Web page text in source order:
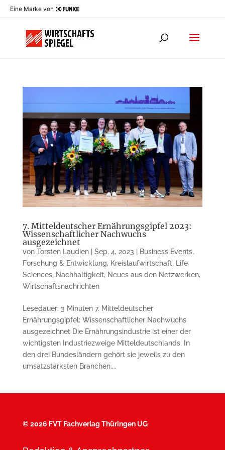
Eine Marke von
7. Mitteldeutscher Ernährungsgipfel 2023:
Wissenschaftlicher Nachwuchs
ausgezeichnet
von Torsten Laudien| Sep. 4, 2023 Business Events,
Forschung & Entwicklung, Kreislaufwirtschaft,
Life
Sciences, Nachhaltigkeit, Neues aus den Netzwerken,
Wirtschaftsnachrichten
Lesedauer: 3 Minuten 7. Mitteldeutscher
Ernährungsgipfel: Wissenschaftlicher Nachwuchs
ausgezeichnet Die Ernährungsindustrie ist einer der
wichtigsten Industriezweige Mitteldeutschlands. In
den drei Bundesländern gehört sie jeweils zu den
umsatzstärksten Branchen....
©2026 FVT Fachverlag Thüringen UG